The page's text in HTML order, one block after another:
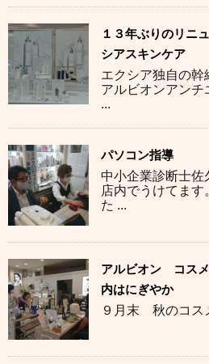
１３年ぶりのリニ
シアスキンケア
エクシア独自の幹
アルビオンアンチ
...
パソコン指導
中小企業診断士佐
店内でうけてま
た ...
アルビオン コス
内はにぎやか
９月末 秋のコス